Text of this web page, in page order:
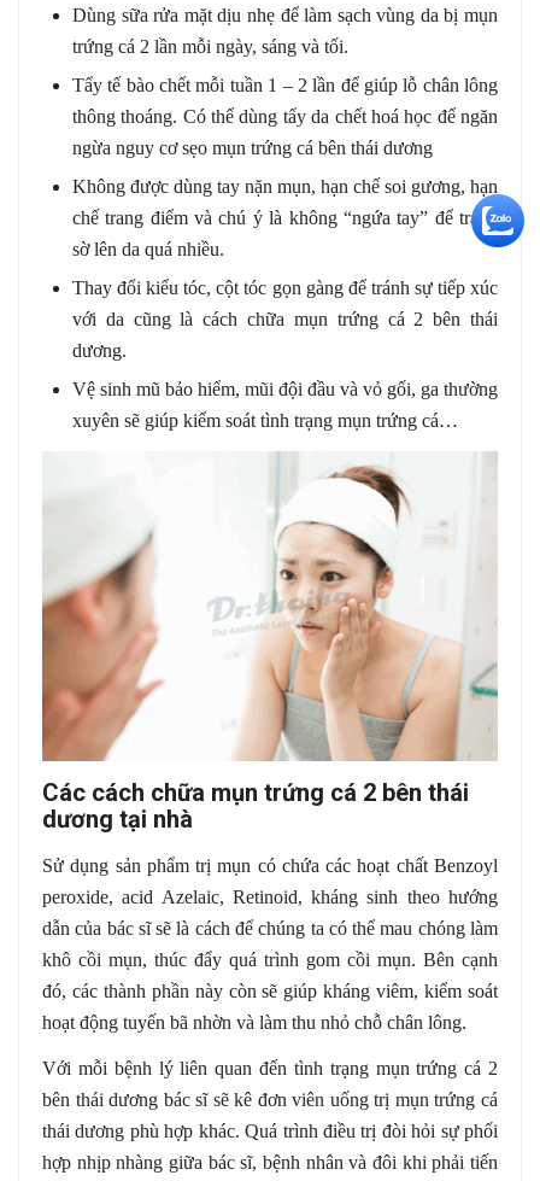
Dùng sữa rửa mặt dịu nhẹ để làm sạch vùng da bị mụn
trứng cá 2 lần mỗi ngày, sáng và tối.
Tẩy tế bào chết mỗi tuần 1 – 2 lần để giúp lỗ chân lông
thông thoáng. Có thể dùng tẩy da chết hoá học để ngăn
ngừa nguy cơ sẹo mụn trứng cá bên thái dương
Không được dùng tay nặn mụn, hạn chế soi gương, hạn
chế trang điểm và chú ý là không “ngứa tay” để tránh
sờ lên da quá nhiều.
Thay đổi kiểu tóc, cột tóc gọn gàng để tránh sự tiếp xúc
với da cũng là cách chữa mụn trứng cá 2 bên thái
dương.
Vệ sinh mũ bảo hiểm, mũi đội đầu và vỏ gối, ga thường
xuyên sẽ giúp kiểm soát tình trạng mụn trứng cá…
Các cách chữa mụn trứng cá 2 bên thái
dương tại nhà
Sử dụng sản phẩm trị mụn có chứa các hoạt chất Benzoyl
peroxide, acid Azelaic, Retinoid, kháng sinh theo hướng
dẫn của bác sĩ sẽ là cách để chúng ta có thể mau chóng làm
khô cồi mụn, thúc đẩy quá trình gom cồi mụn. Bên cạnh
đó, các thành phần này còn sẽ giúp kháng viêm, kiểm soát
hoạt động tuyến bã nhờn và làm thu nhỏ chỗ chân lông.
Với mỗi bệnh lý liên quan đến tình trạng mụn trứng cá 2
bên thái dương bác sĩ sẽ kê đơn viên uống trị mụn trứng cá
thái dương phù hợp khác. Quá trình điều trị đòi hỏi sự phối
hợp nhịp nhàng giữa bác sĩ, bệnh nhân và đôi khi phải tiến
+5